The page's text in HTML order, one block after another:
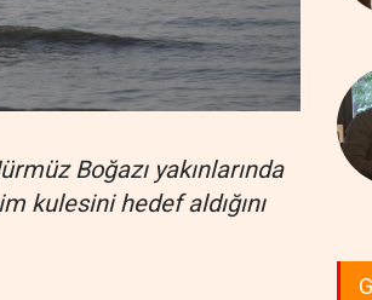
Boğazı yakınlarında
kulesini hedef aldığını